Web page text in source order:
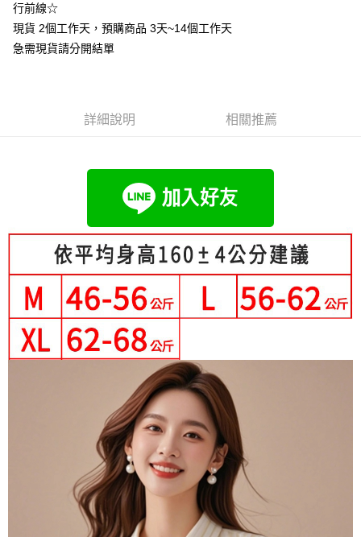
大哥付你分期
2.付款方式選擇「大哥付你分期」，訂單成立後會自動跳轉到大哥付的交易
4.訂單成立30分鐘內，如未前往確認交易或遇審核未通過，訂單將自動取
消。如遇「轉專審核」未通過狀況，表示未達大哥付你分期系統評分，恕無
1.分期款項不併入電信帳單，「大哥付你分期」於每月結算日後寄送繳費提
醒簡訊。
2.透過簡訊連結打開帳單後，可選擇「超商條碼／台灣大直營門市／銀行轉
帳／街口支付／iPASS MONEY」等通路繳費。
【注意事項】
1.本服務係由「台灣大哥大股份有限公司」（以下簡稱本公司）所提供，讓
用戶於交易時，得透過本服務購買商品或服務，並由商店將買賣／分期付款
買賣價金債權讓與本公司後，依約使用本公司帳單繳交帳款。
2.基於同意付款使用「大哥付你分期」之契約關係目的，商店將以您的個人
資料（包含姓名、電話或地址）提供予台灣大哥大進項蒐集、處理及利用，
由本公司與您本人進行分期帳單所需資料之確認、核對及更正。
3.完整用戶服務條款，請詳閱以下連結：
https://oppay.tw/userRule
１．簡單：不需註冊會員、不需綁卡、不需儲值。
２．便利：只要手機號碼，簡訊認證，即可結帳。
３．安心：先確認商品／服務後，再付款。
【「AFTEE先享後付」結帳流程】
１．於結帳方式選擇「AFTEE先享後付」後，將跳轉至「AFTEE先享後付」
結帳頁面，進行簡訊認證並確認金額後，即可完成結帳。
３．收到繳費通知簡訊後14天內，點擊此簡訊中的連結，可透過四大超商／
ATM／網路銀行／等多元方式進行付款，方視為交易完成。
※ 請注意：結帳手續完成當下不需立刻繳費，但若您需要取消訂單，請聯絡
購買商品的店家。未經商家同意取消之訂單仍視為有效，需透過AFTEE先享
後付繳納相關費用。
※ 交易是否成功請以「AFTEE先享後付 」之結帳頁面顯示為準，若有關於
是否繳費成功／繳費後需取消欲退款等相關疑問，請聯繫「AFTEE先享後付
https://netprotections.freshdesk.com/support/home
１．透過由恩沛科技股份有限公司提供之「AFTEE先享後付」服務完成之交
易，需依本服務之必要範圍內提供個人資料，並將交易相關給付款項請求債
權轉讓予恩沛科技股份有限公司。
２．關於個人資料處理事宜，請瀏覽以下網址：
https://aftee.tw/terms/#terms3
３．未成年的使用者請事先徵得法定代理人或監護人之同意方可使用
「AFTEE先享後付」，若未經同意申辦者引起之損失，本公司不負相關責
「Hami Point」為中華電信所提供之點數服務，可於會員專區綁定中華電信
會員帳號後，即可在購物車使用 Hami Point 折抵消費金額 (1點等於1元)。
運送方式
全家付款取貨
每筆NT$80，滿NT$699(含以上)免運費
付款後全家取貨
每筆NT$80，滿NT$699(含以上)免運費
每筆NT$80，滿NT$699(含以上)免運費
每筆NT$80，滿NT$699(含以上)免運費
每筆NT$80，滿NT$699(含以上)免運費
付款後7-11取貨
行前線☆
現貨 2個工作天，預購商品 3天~14個工作天
急需現貨請分開結單
詳細說明 相關推薦